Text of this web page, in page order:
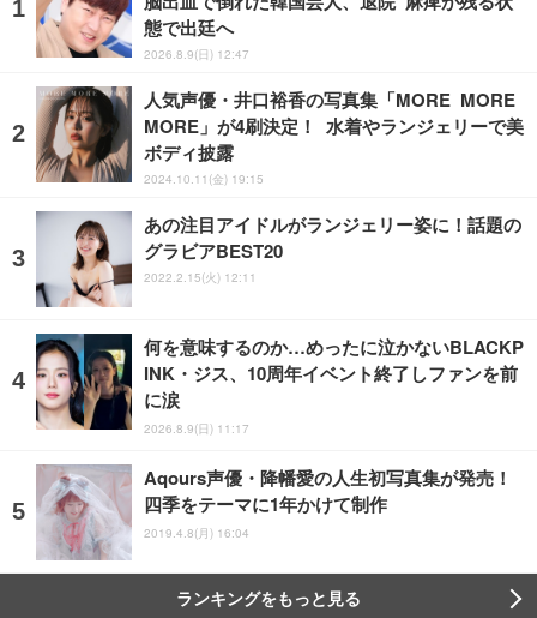
態で出廷へ
2026.8.9(日) 12:47
人気声優・井口裕香の写真集「MORE MORE
MORE」が4刷決定！ 水着やランジェリーで美
ボディ披露
2024.10.11(金) 19:15
あの注目アイドルがランジェリー姿に！話題の
グラビアBEST20
2022.2.15(火) 12:11
何を意味するのか…めったに泣かないBLACKP
INK・ジス、10周年イベント終了しファンを前
に涙
2026.8.9(日) 11:17
Aqours声優・降幡愛の人生初写真集が発売！
四季をテーマに1年かけて制作
2019.4.8(月) 16:04
ランキングをもっと見る